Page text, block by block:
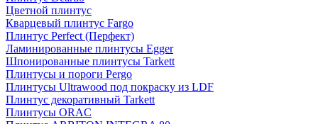
Цветной плинтус
Кварцевый плинтус Fargo
Плинтус Perfect (Перфект)
Ламинированные плинтусы Egger
Шпонированные плинтусы Tarkett
Плинтусы и пороги Pergo
Плинтусы Ultrawood под покраску из LDF
Плинтус декоративный Tarkett
Плинтусы ORAC